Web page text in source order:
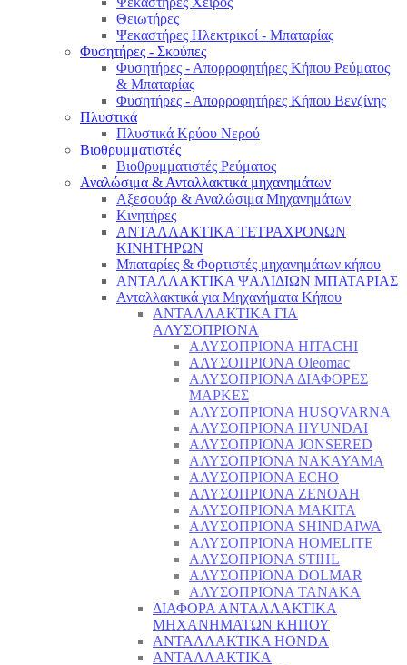
Θειωτήρες
Ψεκαστήρες Ηλεκτρικοί - Μπαταρίας
Φυσητήρες - Σκούπες
Φυσητήρες - Απορροφητήρες Κήπου Ρεύματος
& Μπαταρίας
Φυσητήρες - Απορροφητήρες Κήπου Βενζίνης
Πλυστικά
Πλυστικά Κρύου Νερού
Βιοθρυμματιστές
Βιοθρυμματιστές Ρεύματος
Αναλώσιμα & Ανταλλακτικά μηχανημάτων
Αξεσουάρ & Αναλώσιμα Μηχανημάτων
Κινητήρες
ΑΝΤΑΛΛΑΚΤΙΚΑ ΤΕΤΡΑΧΡΟΝΩΝ
ΚΙΝΗΤΗΡΩΝ
Μπαταρίες & Φορτιστές μηχανημάτων κήπου
ΑΝΤΑΛΛΑΚΤΙΚΑ ΨΑΛΙΔΙΩΝ ΜΠΑΤΑΡΙAΣ
Ανταλλακτικά για Μηχανήματα Κήπου
ΑΝΤΑΛΛΑΚΤΙΚΑ ΓΙΑ
ΑΛΥΣΟΠΡΙΟΝΑ
ΑΛΥΣΟΠΡΙΟΝΑ HITACHI
ΑΛΥΣΟΠΡΙΟΝΑ Oleomac
ΑΛΥΣΟΠΡΙΟΝΑ ΔΙΑΦΟΡΕΣ
ΜΑΡΚΕΣ
ΑΛΥΣΟΠΡΙΟΝΑ HUSQVARNA
ΑΛΥΣΟΠΡΙΟΝΑ HYUNDAI
ΑΛΥΣΟΠΡΙΟΝΑ JONSERED
ΑΛΥΣΟΠΡΙΟΝΑ NAKAYAMA
ΑΛΥΣΟΠΡΙΟΝΑ ECHO
ΑΛΥΣΟΠΡΙΟΝΑ ZENOAH
ΑΛΥΣΟΠΡΙΟΝΑ MAKITA
ΑΛΥΣΟΠΡΙΟΝΑ SHINDAIWA
ΑΛΥΣΟΠΡΙΟΝΑ HOMELITE
ΑΛΥΣΟΠΡΙΟΝΑ STIHL
ΑΛΥΣΟΠΡΙΟΝΑ DOLMAR
ΑΛΥΣΟΠΡΙΟΝΑ TANAKA
ΔΙΑΦΟΡΑ ΑΝΤΑΛΛΑΚΤΙΚΑ
ΜΗΧΑΝΗΜΑΤΩΝ ΚΗΠΟΥ
ΑΝΤΑΛΛΑΚΤΙΚΑ HONDA
ΑΝΤΑΛΛΑΚΤΙΚΑ